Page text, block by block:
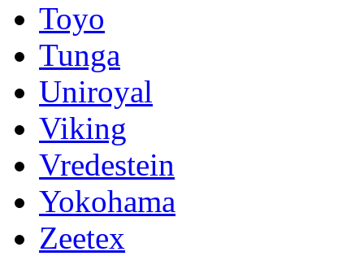
Toyo
Tunga
Uniroyal
Viking
Vredestein
Yokohama
Zeetex